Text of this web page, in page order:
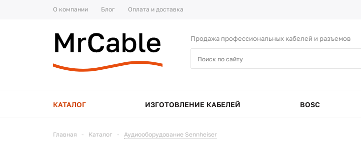
О компании Блог Оплата и доставка
Продажа профессиональных кабелей и разъемов
КАТАЛОГ ИЗГОТОВЛЕНИЕ КАБЕЛЕЙ BOSC
Главная - Каталог - Аудиооборудование Sennheiser